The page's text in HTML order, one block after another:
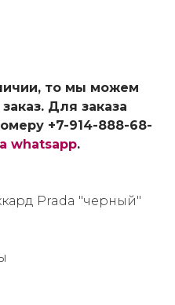
то мы можем
Для заказа
+7-914-888-68-
whatsapp.
Prada "черный"